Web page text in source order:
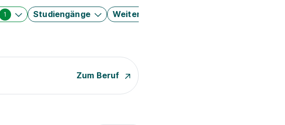
1 Studiengänge Weitere Filter
Zum Beruf